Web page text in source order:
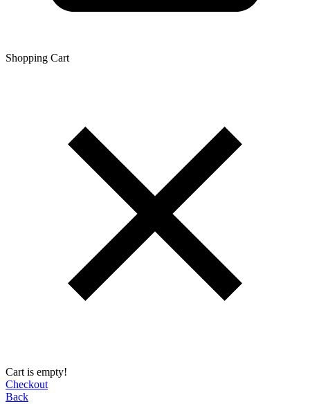
Shopping Сart
Cart is empty!
Checkout
Back